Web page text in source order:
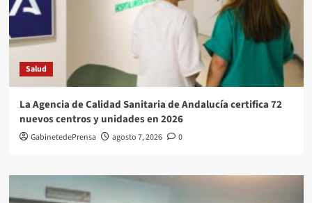
Salud
La Agencia de Calidad Sanitaria de Andalucía certifica 72
nuevos centros y unidades en 2026
GabinetedePrensa agosto 7, 2026 0